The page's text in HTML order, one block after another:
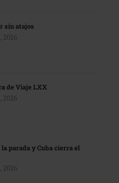
sin atajos
2026
de Viaje LXX
2026
la parada y Cuba cierra el
2026